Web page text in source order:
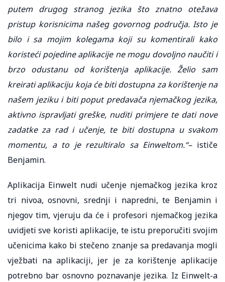
putem drugog stranog jezika što znatno otežava
pristup korisnicima našeg govornog područja. Isto je
bilo i sa mojim kolegama koji su komentirali kako
koristeći pojedine aplikacije ne mogu dovoljno naučiti i
brzo odustanu od korištenja aplikacije. Želio sam
kreirati aplikaciju koja će biti dostupna za korištenje na
našem jeziku i biti poput predavača njemačkog jezika,
aktivno ispravljati greške, nuditi primjere te dati nove
zadatke za rad i učenje, te biti dostupna u svakom
momentu, a to je rezultiralo sa Einweltom.“–ističe
Benjamin.
Aplikacija Einwelt nudi učenje njemačkog jezika kroz
tri nivoa, osnovni, srednji i napredni, te Benjamin i
njegov tim, vjeruju da će i profesori njemačkog jezika
uvidjeti sve koristi aplikacije, te istu preporučiti svojim
učenicima kako bi stečeno znanje sa predavanja mogli
vježbati na aplikaciji, jer je za korištenje aplikacije
potrebno bar osnovno poznavanje jezika. Iz Einwelt-a